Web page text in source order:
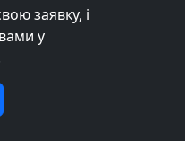
заявку, і
у